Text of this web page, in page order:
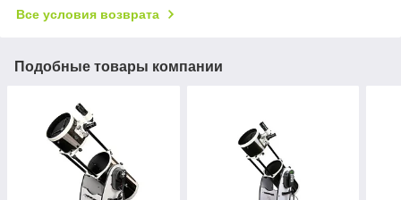
Все условия возврата
Подобные товары компании